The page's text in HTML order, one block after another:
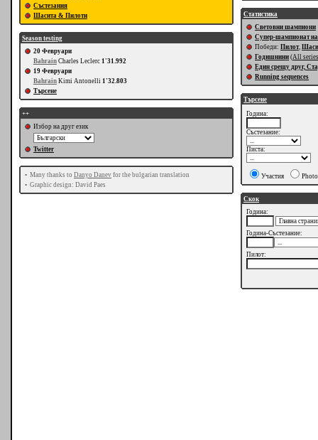
Състезания
Шасита & Пилоти
Season testing
20 Февруари
Bahrain Charles Leclerc 1'31.992
19 Февруари
Bahrain Kimi Antonelli 1'32.803
Търсене
++
Избор на друг език
Twitter
• Many thanks to Danyo Danev for the bulgarian translation
• Graphic design: David Paes
Статистика
Световни шампиони
Супер-шампионат на
Победи: Пилот, Шаси
Годишнини (All series
Един срещу друг,
Running sequences
Търсене
Година:
Състезание:
Писта:
Участия
Скок
Година:
Година-Състезание:
Пилот: